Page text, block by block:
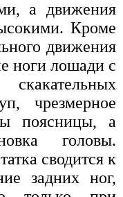
а движения
Кроме
движения
ноги лошади с
чрезмерное
поясницы, а
головы.
сводится к
задних ног,